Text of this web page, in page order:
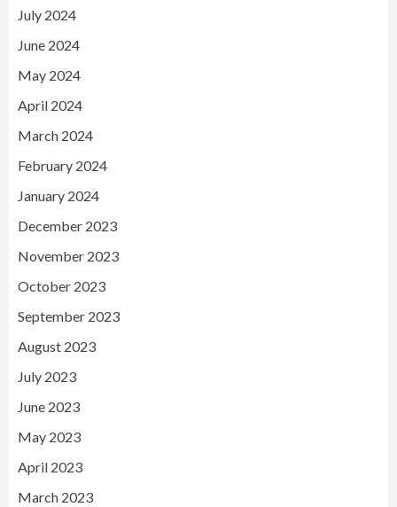
July 2024
June 2024
May 2024
April 2024
March 2024
February 2024
January 2024
December 2023
November 2023
October 2023
September 2023
August 2023
July 2023
June 2023
May 2023
April 2023
March 2023